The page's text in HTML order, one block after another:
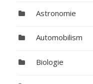
Astronomie
Automobilism
Biologie